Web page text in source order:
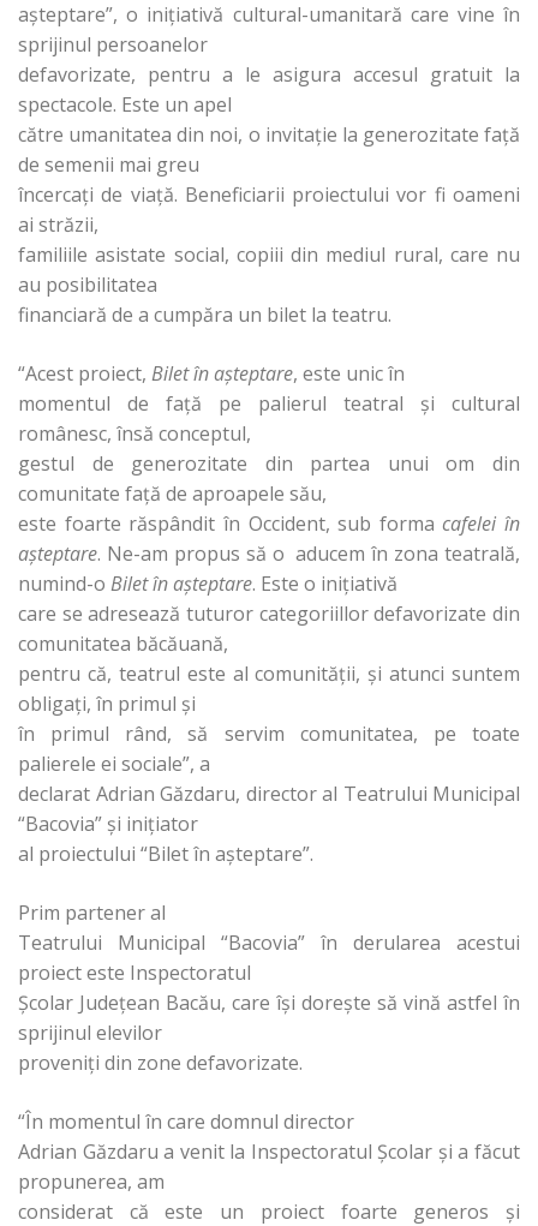
aşteptare”, o iniţiativă cultural-umanitară care vine în
sprijinul persoanelor
defavorizate, pentru a le asigura accesul gratuit la
spectacole. Este un apel
către umanitatea din noi, o invitaţie la generozitate faţă
de semenii mai greu
încercaţi de viaţă. Beneficiarii proiectului vor fi oameni
ai străzii,
familiile asistate social, copiii din mediul rural, care nu
au posibilitatea
financiară de a cumpăra un bilet la teatru.
“Acest proiect, Bilet în aşteptare, este unic în
momentul de faţă pe palierul teatral şi cultural
românesc, însă conceptul,
gestul de generozitate din partea unui om din
comunitate faţă de aproapele său,
este foarte răspândit în Occident, sub formacafelei în
aşteptare. Ne-am propus să o aducem în zona teatrală,
numind-o Bilet în aşteptare. Este o iniţiativă
care se adresează tuturor categoriillor defavorizate din
comunitatea băcăuană,
pentru că, teatrul este al comunităţii, şi atunci suntem
obligaţi, în primul şi
în primul rând, să servim comunitatea, pe toate
palierele ei sociale”, a
declarat Adrian Găzdaru, director al Teatrului Municipal
“Bacovia” şi iniţiator
al proiectului “Bilet în aşteptare”.
Prim partener al
Teatrului Municipal “Bacovia” în derularea acestui
proiect este Inspectoratul
Şcolar Judeţean Bacău, care îşi doreşte să vină astfel în
sprijinul elevilor
proveniţi din zone defavorizate.
“În momentul în care domnul director
Adrian Găzdaru a venit la Inspectoratul Şcolar şi a făcut
propunerea, am
considerat că este un proiect foarte generos şi